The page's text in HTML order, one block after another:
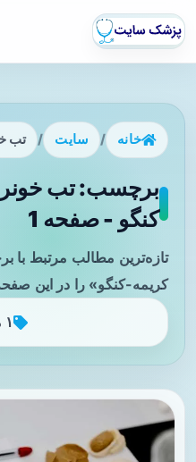
خانه / سایت / تب
برچسب: تب
کنگو - صفحه 1
تازه‌ترین مطالب مرتبط با
کریمه-کنگو» را در این
۱ مطلب